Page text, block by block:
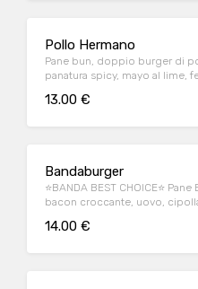
Pollo Hermano
Pane bun, doppio burger di
panatura spicy, mayo al
13.00 €
Bandaburger
⭐BANDA BEST CHOICE⭐ Pane Bun, hamburger di scottona,
bacon croccante, uovo,
14.00 €